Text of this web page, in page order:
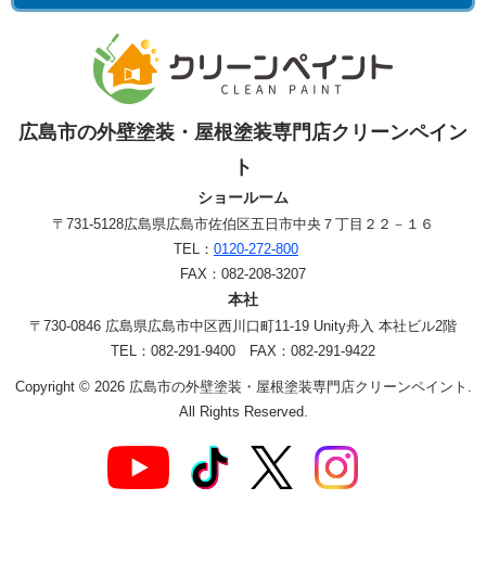
広島市の外壁塗装・屋根塗装専門店クリーンペイン
ト
ショールーム
〒731-5128広島県広島市佐伯区五日市中央７丁目２２－１６
TEL： 0120-272-800
FAX：082-208-3207
本社
〒730-0846 広島県広島市中区西川口町11-19 Unity舟入 本社ビル2階
TEL：082-291-9400 FAX：082-291-9422
Copyright © 2026 広島市の外壁塗装・屋根塗装専門店クリーンペイント.
All Rights Reserved.